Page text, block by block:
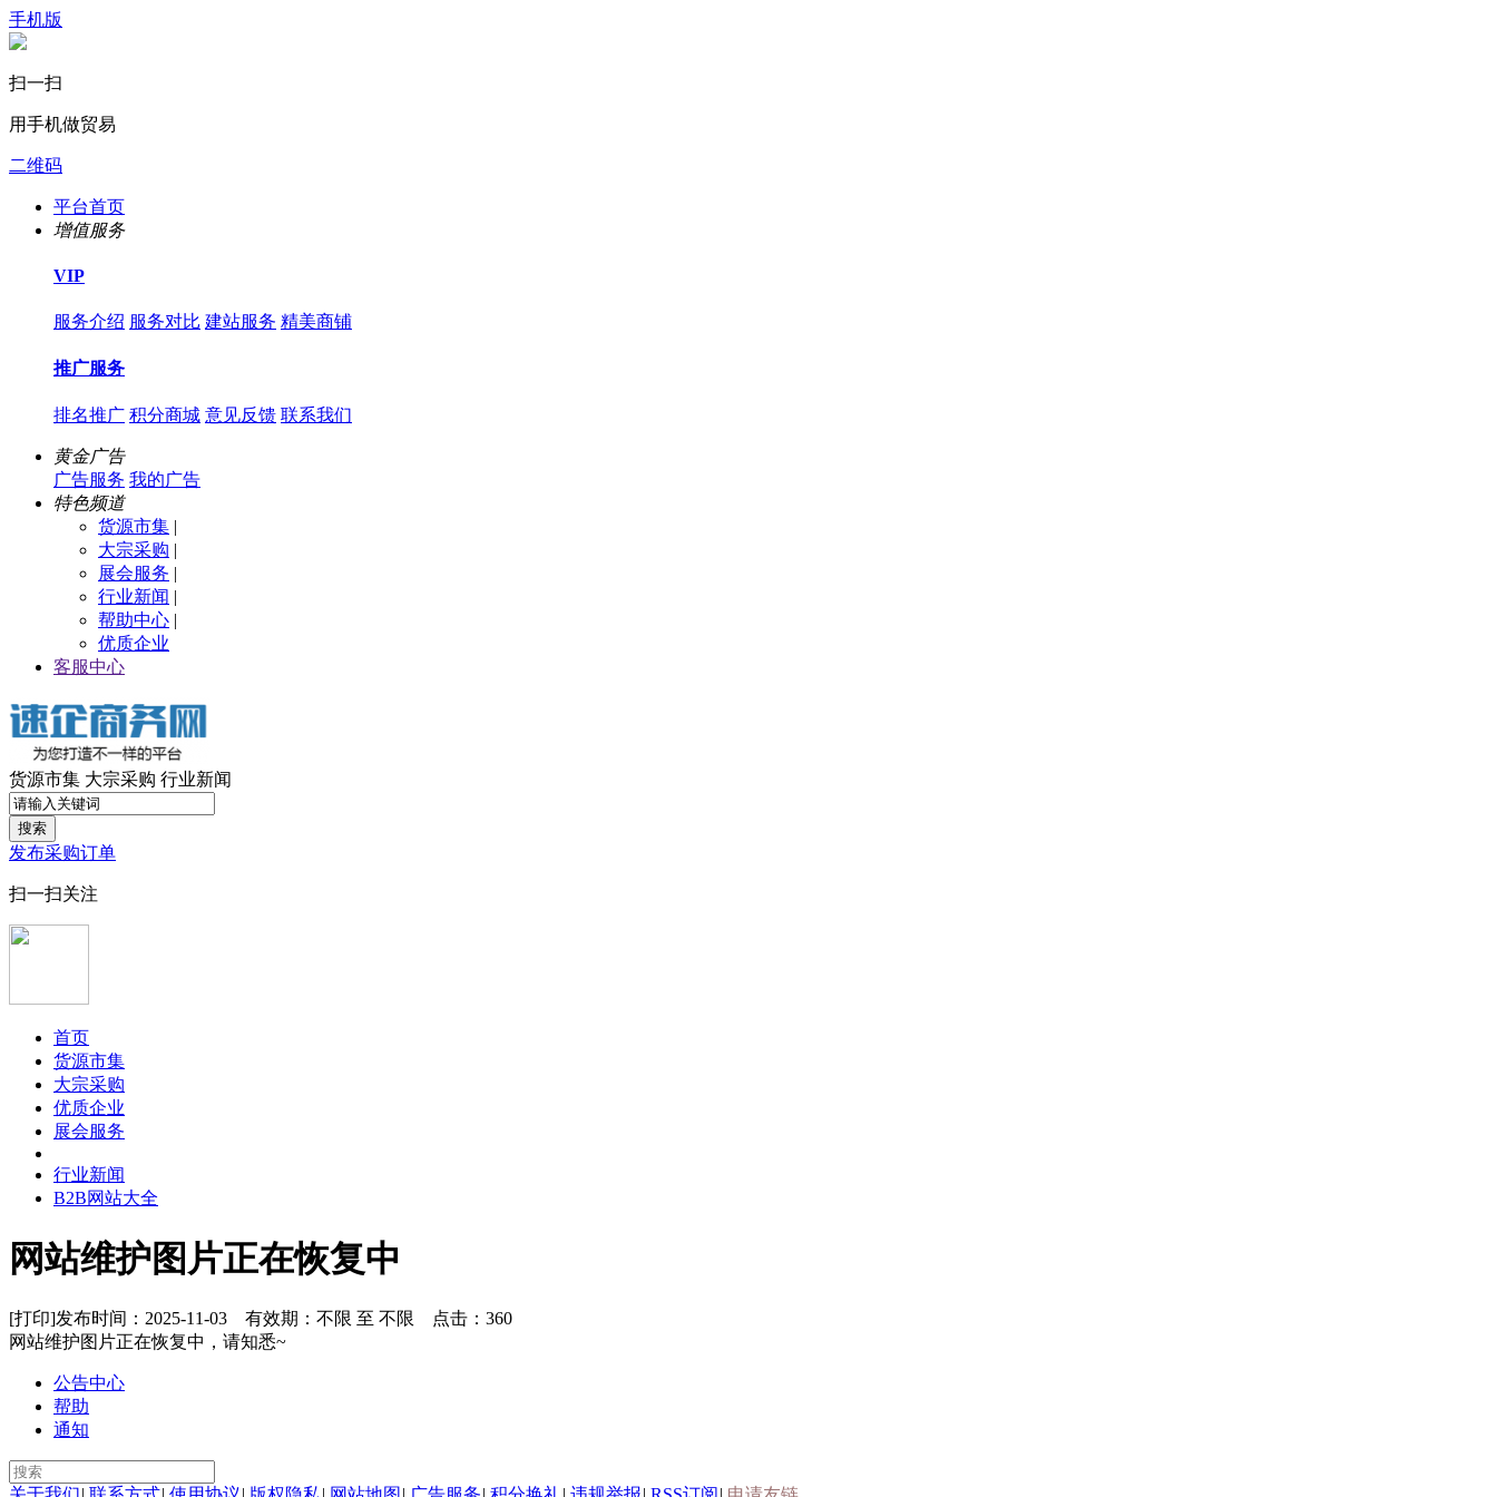
手机版
扫一扫
用手机做贸易
二维码
平台首页
增值服务
VIP
服务介绍 服务对比 建站服务 精美商铺
推广服务
排名推广 积分商城 意见反馈 联系我们
黄金广告
广告服务 我的广告
特色频道
货源市集 |
大宗采购 |
展会服务 |
行业新闻 |
帮助中心 |
优质企业
客服中心
货源市集 大宗采购 行业新闻
搜索
发布采购订单
扫一扫关注
首页
货源市集
大宗采购
优质企业
展会服务
行业新闻
B2B网站大全
网站维护图片正在恢复中
[打印]发布时间：2025-11-03 有效期：不限 至 不限 点击： 360
网站维护图片正在恢复中，请知悉~
公告中心
帮助
通知